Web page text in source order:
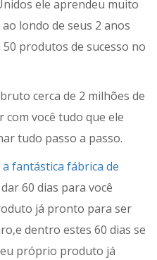
ele aprendeu muito
londo de seus 2 anos
produtos de sucesso no
cerca de 2 milhões de
você tudo que ele
tudo passo a passo.
a fantástica fábrica de
60 dias para você
já pronto para ser
dentro estes 60 dias se
próprio produto já